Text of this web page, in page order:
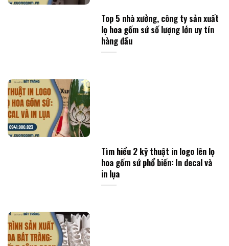
Top 5 nhà xưởng, công ty sản xuất
lọ hoa gốm sứ số lượng lớn uy tín
hàng đầu
Tìm hiểu 2 kỹ thuật in logo lên lọ
hoa gốm sứ phổ biến: In decal và
in lụa